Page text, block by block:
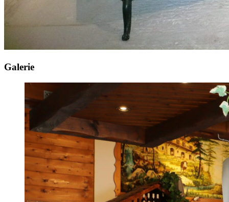
Galerie